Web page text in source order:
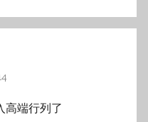
高端行列了